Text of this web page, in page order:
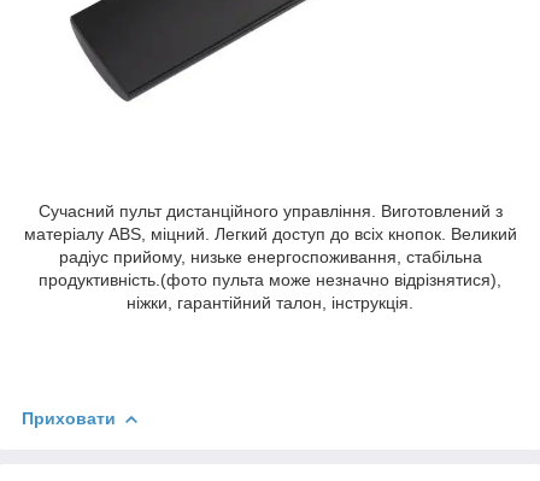
Сучасний пульт дистанційного управління. Виготовлений з
матеріалу ABS, міцний. Легкий доступ до всіх кнопок. Великий
радіус прийому, низьке енергоспоживання, стабільна
продуктивність.(фото пульта може незначно відрізнятися),
ніжки, гарантійний талон, інструкція.
Приховати